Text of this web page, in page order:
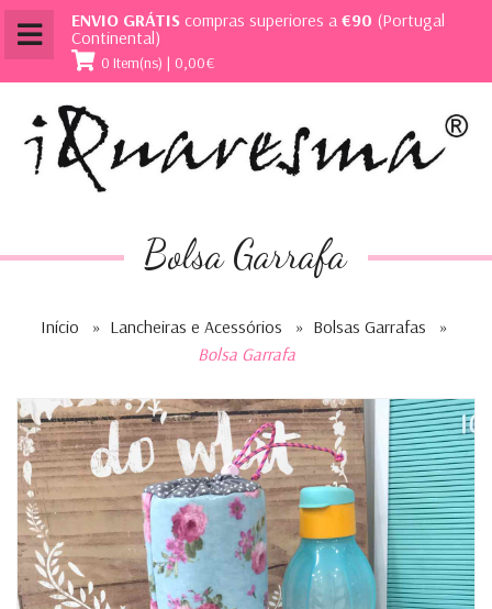
ENVIO GRÁTIS compras superiores a €90 (Portugal
Continental)
0 Item(ns) | 0,00€
Bolsa Garrafa
Início » Lancheiras e Acessórios » Bolsas Garrafas
»
Bolsa Garrafa